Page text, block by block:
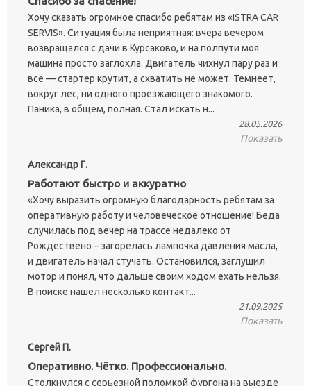
Хочу сказать огромное спасибо ребятам из «ISTRA CAR
SERVIS». Ситуация была неприятная: вчера вечером
возвращался с дачи в Курсаково, и на полпути моя
машина просто заглохла. Двигатель чихнул пару раз и
всё — стартер крутит, а схватить не может. Темнеет,
вокруг лес, ни одного проезжающего знакомого.
Паника, в общем, полная. Стал искать н...
28.05.2026
Показать
Александр Г.
Работают быстро и аккуратно
«Хочу выразить огромную благодарность ребятам за
оперативную работу и человеческое отношение! Беда
случилась под вечер на трассе недалеко от
Рождествено – загорелась лампочка давления масла,
и двигатель начал стучать. Остановился, заглушил
мотор и понял, что дальше своим ходом ехать нельзя.
В поиске нашел несколько контакт...
21.09.2025
Показать
Сергей П.
Оперативно. Чётко. Профессионально.
Столкнулся с серьезной поломкой фургона на выезде